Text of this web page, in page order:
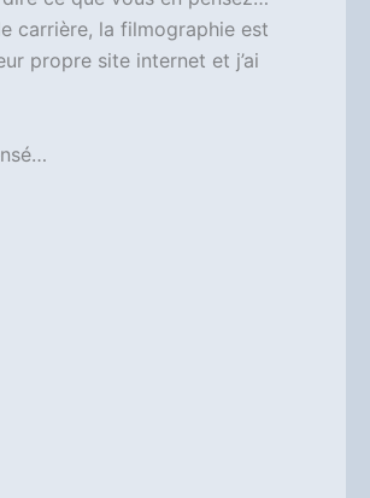
carrière, la filmographie est
propre site internet et j’ai